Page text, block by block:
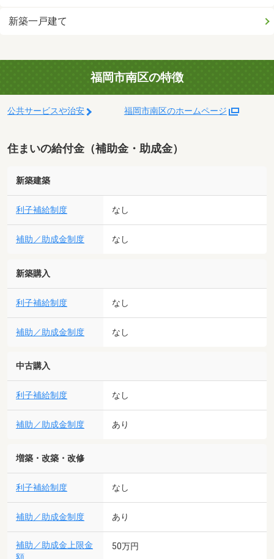
新築一戸建て
福岡市南区の特徴
公共サービスや治安 福岡市南区のホームページ
住まいの給付金（補助金・助成金）
新築建築
利子補給制度 なし
補助／助成金制度 なし
新築購入
利子補給制度 なし
補助／助成金制度 なし
中古購入
利子補給制度 なし
補助／助成金制度 あり
増築・改築・改修
利子補給制度 なし
補助／助成金制度 あり
補助／助成金上限金
50万円